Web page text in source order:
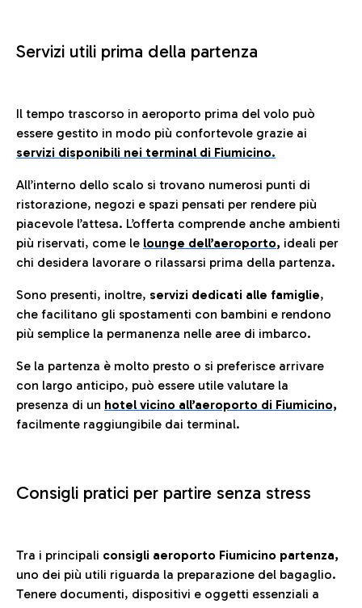
Servizi utili prima della partenza
Il tempo trascorso in aeroporto prima del volo può
essere gestito in modo più confortevole grazie ai
servizi disponibili nei terminal di Fiumicino.
All’interno dello scalo si trovano numerosi punti di
ristorazione, negozi e spazi pensati per rendere più
piacevole l’attesa. L’offerta comprende anche ambienti
più riservati, come le lounge dell’aeroporto, ideali per
chi desidera lavorare o rilassarsi prima della partenza.
Sono presenti, inoltre, servizi dedicati alle famiglie,
che facilitano gli spostamenti con bambini e rendono
più semplice la permanenza nelle aree di imbarco.
Se la partenza è molto presto o si preferisce arrivare
con largo anticipo, può essere utile valutare la
presenza di un hotel vicino all’aeroporto di Fiumicino,
facilmente raggiungibile dai terminal.
Consigli pratici per partire senza stress
Tra i principali consigli aeroporto Fiumicino partenza,
uno dei più utili riguarda la preparazione del bagaglio.
Tenere documenti, dispositivi e oggetti essenziali a